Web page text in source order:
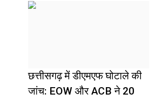
छत्तीसगढ़ में डीएमएफ घोटाले की
जांच: EOW और ACB ने 20